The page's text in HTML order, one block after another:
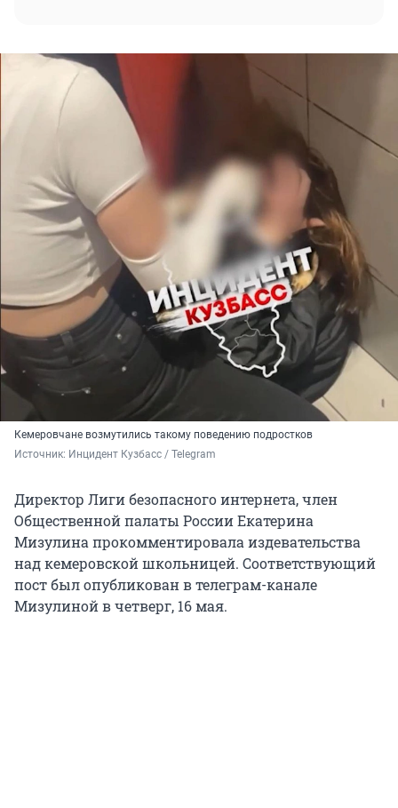
Кемеровчане возмутились такому поведению подростков
Источник: Инцидент Кузбасс / Telegram
Директор Лиги безопасного интернета, член
Общественной палаты России Екатерина
Мизулина прокомментировала издевательства
над кемеровской школьницей. Соответствующий
пост был опубликован в телеграм-канале
Мизулиной в четверг, 16 мая.